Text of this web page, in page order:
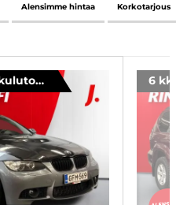
Alensimme hintaa Korkotarjous
6 kk korotonta ja kulutonta